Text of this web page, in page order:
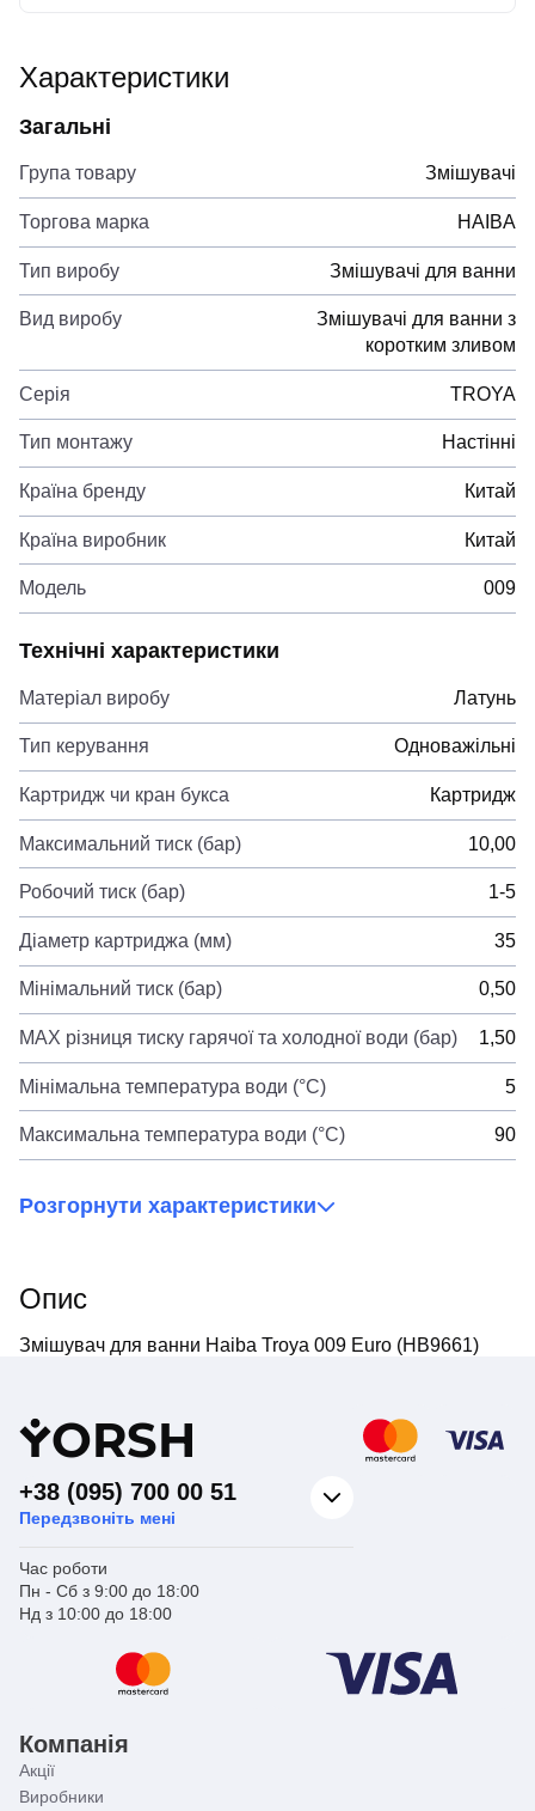
Характеристики
Загальні
Група товару Змішувачі
Торгова марка HAIBA
Тип виробу Змішувачі для ванни
Вид виробу
Змішувачі для ванни з
коротким зливом
Серія TROYA
Тип монтажу Настінні
Країна бренду Китай
Країна виробник Китай
Модель 009
Технічні характеристики
Матеріал виробу Латунь
Тип керування Одноважільні
Картридж чи кран букса Картридж
Максимальний тиск (бар) 10,00
Робочий тиск (бар) 1-5
Діаметр картриджа (мм) 35
Мінімальний тиск (бар) 0,50
MAX різниця тиску гарячої та холодної води (бар) 1,50
Мінімальна температура води (°C) 5
Максимальна температура води (°C) 90
Розгорнути характеристики
Опис
Змішувач для ванни Haiba Troya 009 Euro (HB9661)
YORSH
+38 (095) 700 00 51
Передзвоніть мені
Час роботи
Пн - Сб з 9:00 до 18:00
Нд з 10:00 до 18:00
Компанія
Акції
Виробники